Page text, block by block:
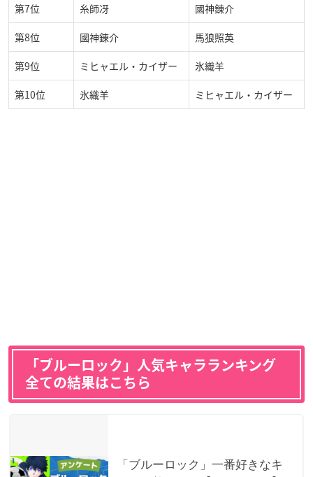
第7位 糸師冴 國神錬介
第8位 國神錬介 馬狼照英
第9位 ミヒャエル・カイザー 氷織羊
第10位 氷織羊 ミヒャエル・カイザー
「ブルーロック」人気キャラランキング
全ての結果はこちら